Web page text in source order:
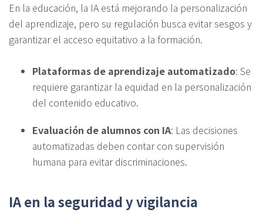
En la educación, la IA está mejorando la personalización
del aprendizaje, pero su regulación busca evitar sesgos y
garantizar el acceso equitativo a la formación.
Plataformas de aprendizaje automatizado: Se
requiere garantizar la equidad en la personalización
del contenido educativo.
Evaluación de alumnos con IA: Las decisiones
automatizadas deben contar con supervisión
humana para evitar discriminaciones.
IA en la seguridad y vigilancia